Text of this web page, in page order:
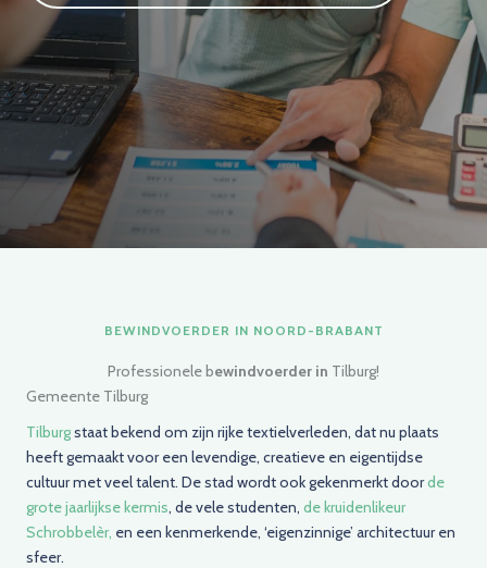
BEWINDVOERDER IN NOORD-BRABANT
Professionele bewindvoerder in Tilburg!
Gemeente Tilburg
Tilburgstaat bekend om zijn rijke textielverleden, dat nu plaats
heeft gemaakt voor een levendige, creatieve en eigentijdse
cultuur met veel talent. De stad wordt ook gekenmerkt doorde
grote jaarlijkse kermis, de vele studenten, de kruidenlikeur
Schrobbelèr, en een kenmerkende, ‘eigenzinnige’ architectuur en
sfeer.